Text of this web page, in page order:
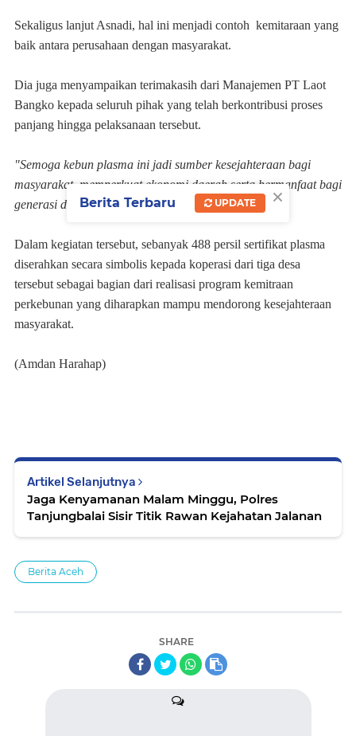
‎Sekaligus lanjut Asnadi, hal ini menjadi contoh kemitaraan yang
baik antara perusahaan dengan masyarakat.
‎Dia juga menyampaikan terimakasih dari Manajemen PT Laot
Bangko kepada seluruh pihak yang telah berkontribusi proses
panjang hingga pelaksanaan tersebut.
‎"Semoga kebun plasma ini jadi sumber kesejahteraan bagi
masyarakat, memperkuat ekonomi daerah serta bermanfaat bagi
generasi di masa datang," kata Asnadi.
‎Dalam kegiatan tersebut, sebanyak 488 persil sertifikat plasma
diserahkan secara simbolis kepada koperasi dari tiga desa
tersebut sebagai bagian dari realisasi program kemitraan
perkebunan yang diharapkan mampu mendorong kesejahteraan
masyarakat.
‎(Amdan Harahap)
Artikel Selanjutnya
Jaga Kenyamanan Malam Minggu, Polres
Tanjungbalai Sisir Titik Rawan Kejahatan Jalanan
Berita Aceh
SHARE
×
Berita Terbaru UPDATE